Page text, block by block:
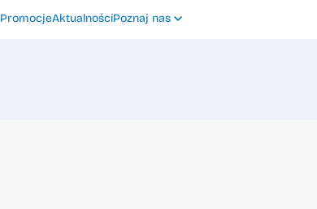
PromocjeAktualnościPoznaj nas